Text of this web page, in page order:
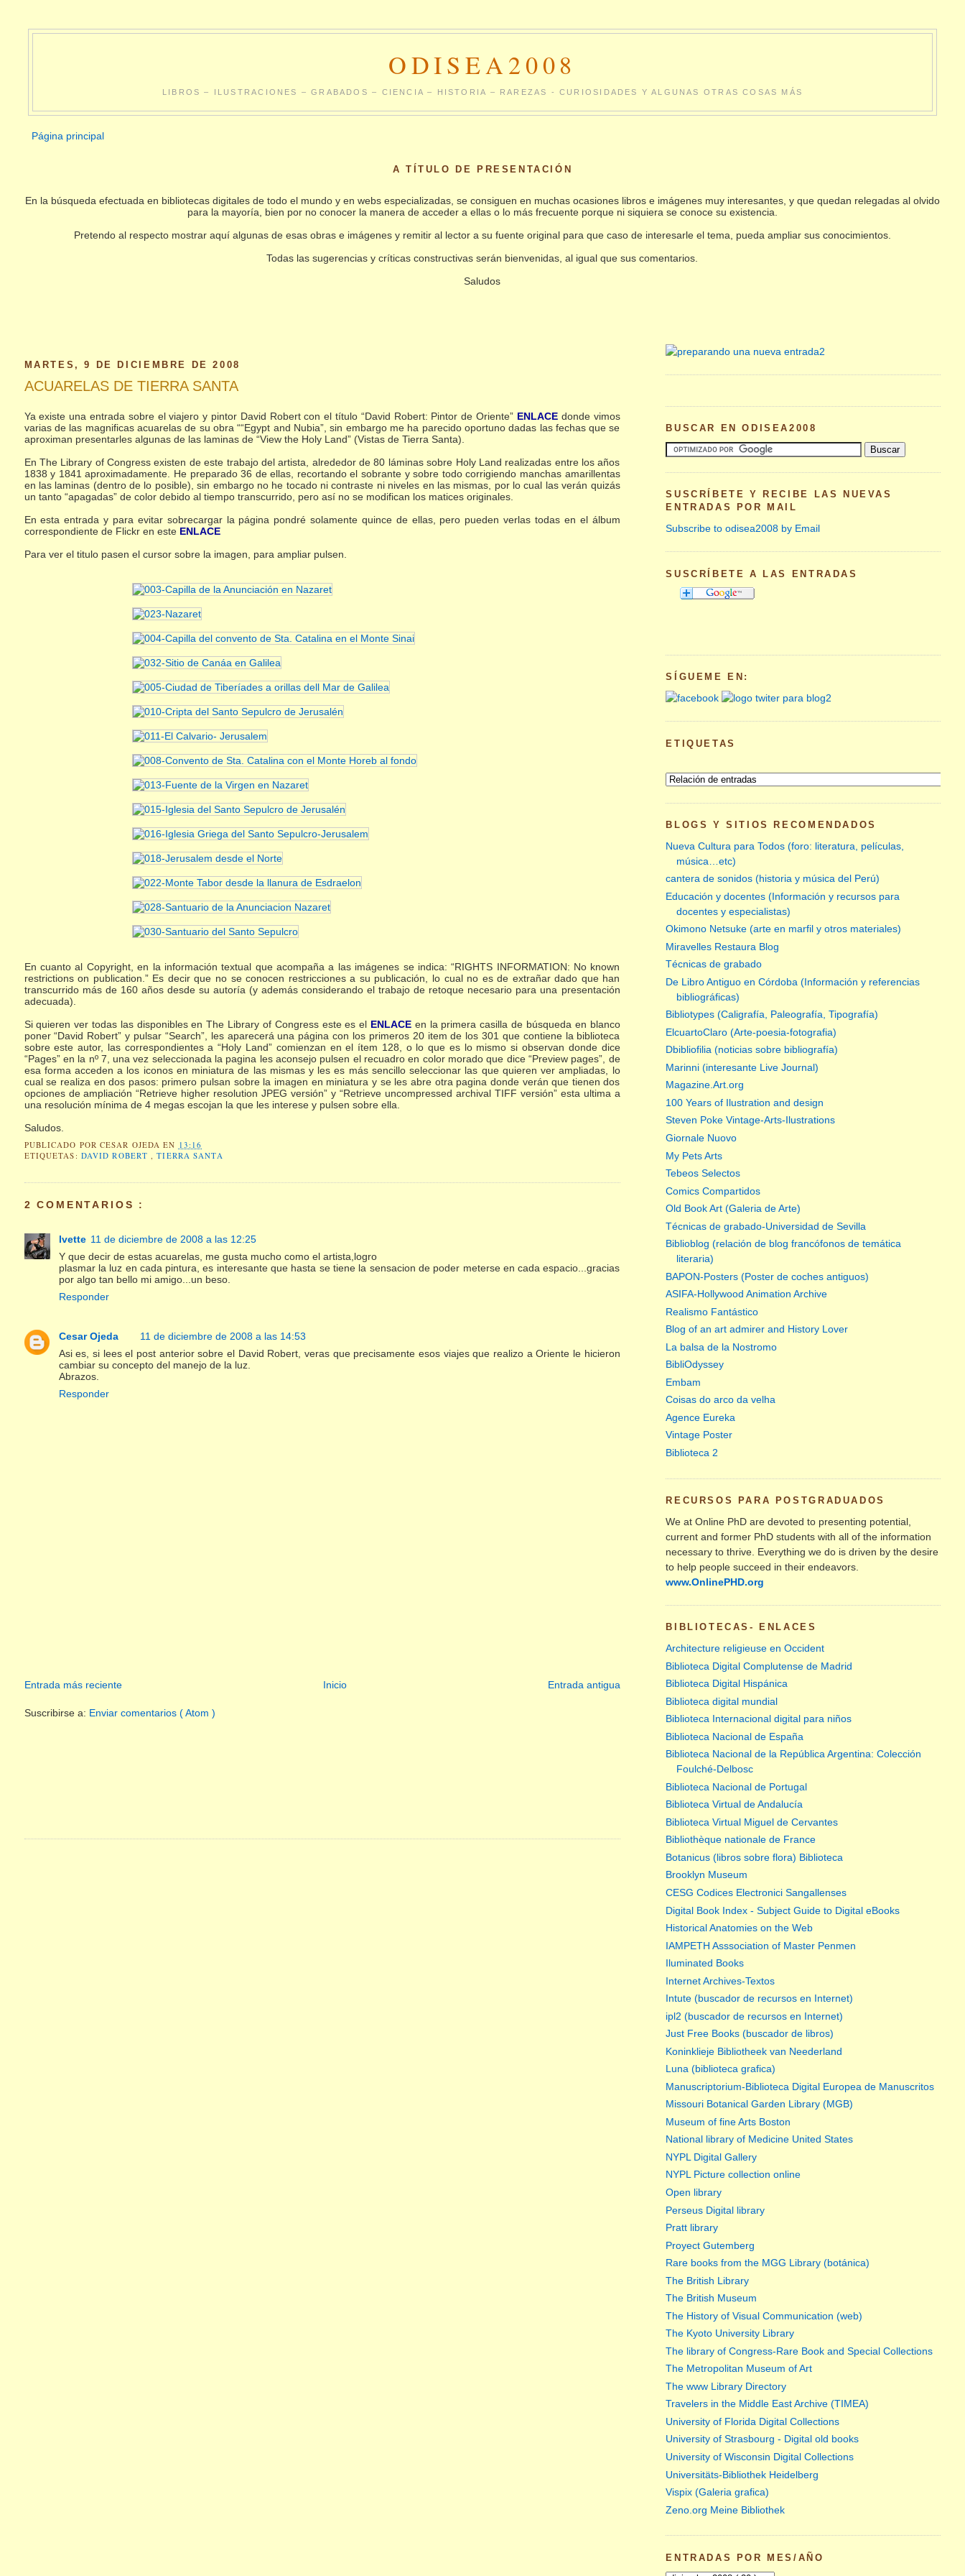
ODISEA2008
LIBROS – ILUSTRACIONES – GRABADOS – CIENCIA – HISTORIA – RAREZAS - CURIOSIDADES Y ALGUNAS OTRAS COSAS MÁS
Página principal
A TÍTULO DE PRESENTACIÓN
En la búsqueda efectuada en bibliotecas digitales de todo el mundo y en webs especializadas, se consiguen en muchas ocasiones libros e imágenes muy interesantes, y que quedan relegadas al olvido
para la mayoría, bien por no conocer la manera de acceder a ellas o lo más frecuente porque ni siquiera se conoce su existencia.
Pretendo al respecto mostrar aquí algunas de esas obras e imágenes y remitir al lector a su fuente original para que caso de interesarle el tema, pueda ampliar sus conocimientos.
Todas las sugerencias y críticas constructivas serán bienvenidas, al igual que sus comentarios.
Saludos
MARTES, 9 DE DICIEMBRE DE 2008
ACUARELAS DE TIERRA SANTA
Ya existe una entrada sobre el viajero y pintor David Robert con el título “David Robert: Pintor de Oriente” ENLACEdonde vimos
varias de las magnificas acuarelas de su obra ““Egypt and Nubia”, sin embargo me ha parecido oportuno dadas las fechas que se
aproximan presentarles algunas de las laminas de “View the Holy Land” (Vistas de Tierra Santa).
En The Library of Congress existen de este trabajo del artista, alrededor de 80 láminas sobre Holy Land realizadas entre los años
1838 y 1841 aproximadamente. He preparado 36 de ellas, recortando el sobrante y sobre todo corrigiendo manchas amarillentas
en las laminas (dentro de lo posible), sin embargo no he tocado ni contraste ni niveles en las mismas, por lo cual las verán quizás
un tanto “apagadas” de color debido al tiempo transcurrido, pero así no se modifican los matices originales.
En esta entrada y para evitar sobrecargar la página pondré solamente quince de ellas, pero pueden verlas todas en el álbum
correspondiente de Flickr en este ENLACE
Para ver el titulo pasen el cursor sobre la imagen, para ampliar pulsen.
En cuanto al Copyright, en la información textual que acompaña a las imágenes se indica: “RIGHTS INFORMATION: No known
restrictions on publication.” Es decir que no se conocen restricciones a su publicación, lo cual no es de extrañar dado que han
transcurrido más de 160 años desde su autoría (y además considerando el trabajo de retoque necesario para una presentación
adecuada).
Si quieren ver todas las disponibles en The Library of Congress este es el ENLACE en la primera casilla de búsqueda en blanco
poner “David Robert” y pulsar “Search”, les aparecerá una página con los primeros 20 item de los 301 que contiene la biblioteca
sobre este autor, las correspondientes a “Holy Land” comienzan en el ítem 128, o lo que es lo mismo si observan donde dice
“Pages” en la nº 7, una vez seleccionada la pagina les aconsejo pulsen el recuadro en color morado que dice “Preview pages”, de
esa forma acceden a los iconos en miniatura de las mismas y les es más sencillo seleccionar las que quieren ver ampliadas, lo
cual se realiza en dos pasos: primero pulsan sobre la imagen en miniatura y se les abre otra pagina donde verán que tienen dos
opciones de ampliación “Retrieve higher resolution JPEG versión” y “Retrieve uncompressed archival TIFF versión” esta ultima a
una resolución mínima de 4 megas escojan la que les interese y pulsen sobre ella.
Saludos.
PUBLICADO PORCESAR OJEDAEN 13:16
ETIQUETAS: DAVID ROBERT,TIERRA SANTA
2 COMENTARIOS :
Ivette 11 de diciembre de 2008 a las 12:25
Y que decir de estas acuarelas, me gusta mucho como el artista,logro
plasmar la luz en cada pintura, es interesante que hasta se tiene la sensacion de poder meterse en cada espacio...gracias
por algo tan bello mi amigo...un beso.
Responder
Cesar Ojeda
11 de diciembre de 2008 a las 14:53
Asi es, si lees el post anterior sobre el David Robert, veras que precisamente esos viajes que realizo a Oriente le hicieron
cambiar su concepto del manejo de la luz.
Abrazos.
Responder
Entrada más reciente Entrada antigua
Inicio
Suscribirse a: Enviar comentarios ( Atom )
BUSCAR EN ODISEA2008
SUSCRÍBETE Y RECIBE LAS NUEVAS
ENTRADAS POR MAIL
Subscribe to odisea2008 by Email
SUSCRÍBETE A LAS ENTRADAS
SÍGUEME EN:
ETIQUETAS
BLOGS Y SITIOS RECOMENDADOS
Nueva Cultura para Todos (foro: literatura, películas,
música…etc)
cantera de sonidos (historia y música del Perú)
Educación y docentes (Información y recursos para
docentes y especialistas)
Okimono Netsuke (arte en marfil y otros materiales)
Miravelles Restaura Blog
Técnicas de grabado
De Libro Antiguo en Córdoba (Información y referencias
bibliográficas)
Bibliotypes (Caligrafía, Paleografía, Tipografía)
ElcuartoClaro (Arte-poesia-fotografia)
Dbibliofilia (noticias sobre bibliografía)
Marinni (interesante Live Journal)
Magazine.Art.org
100 Years of Ilustration and design
Steven Poke Vintage-Arts-Ilustrations
Giornale Nuovo
My Pets Arts
Tebeos Selectos
Comics Compartidos
Old Book Art (Galeria de Arte)
Técnicas de grabado-Universidad de Sevilla
Biblioblog (relación de blog francófonos de temática
literaria)
BAPON-Posters (Poster de coches antiguos)
ASIFA-Hollywood Animation Archive
Realismo Fantástico
Blog of an art admirer and History Lover
La balsa de la Nostromo
BibliOdyssey
Embam
Coisas do arco da velha
Agence Eureka
Vintage Poster
Biblioteca 2
RECURSOS PARA POSTGRADUADOS
We at Online PhD are devoted to presenting potential,
current and former PhD students with all of the information
necessary to thrive. Everything we do is driven by the desire
to help people succeed in their endeavors.
www.OnlinePHD.org
BIBLIOTECAS- ENLACES
Architecture religieuse en Occident
Biblioteca Digital Complutense de Madrid
Biblioteca Digital Hispánica
Biblioteca digital mundial
Biblioteca Internacional digital para niños
Biblioteca Nacional de España
Biblioteca Nacional de la República Argentina: Colección
Foulché-Delbosc
Biblioteca Nacional de Portugal
Biblioteca Virtual de Andalucía
Biblioteca Virtual Miguel de Cervantes
Bibliothèque nationale de France
Botanicus (libros sobre flora) Biblioteca
Brooklyn Museum
CESG Codices Electronici Sangallenses
Digital Book Index - Subject Guide to Digital eBooks
Historical Anatomies on the Web
IAMPETH Asssociation of Master Penmen
Iluminated Books
Internet Archives-Textos
Intute (buscador de recursos en Internet)
ipl2 (buscador de recursos en Internet)
Just Free Books (buscador de libros)
Koninklieje Bibliotheek van Neederland
Luna (biblioteca grafica)
Manuscriptorium-Biblioteca Digital Europea de Manuscritos
Missouri Botanical Garden Library (MGB)
Museum of fine Arts Boston
National library of Medicine United States
NYPL Digital Gallery
NYPL Picture collection online
Open library
Perseus Digital library
Pratt library
Proyect Gutemberg
Rare books from the MGG Library (botánica)
The British Library
The British Museum
The History of Visual Communication (web)
The Kyoto University Library
The library of Congress-Rare Book and Special Collections
The Metropolitan Museum of Art
The www Library Directory
Travelers in the Middle East Archive (TIMEA)
University of Florida Digital Collections
University of Strasbourg - Digital old books
University of Wisconsin Digital Collections
Universitäts-Bibliothek Heidelberg
Vispix (Galeria grafica)
Zeno.org Meine Bibliothek
ENTRADAS POR MES/AÑO